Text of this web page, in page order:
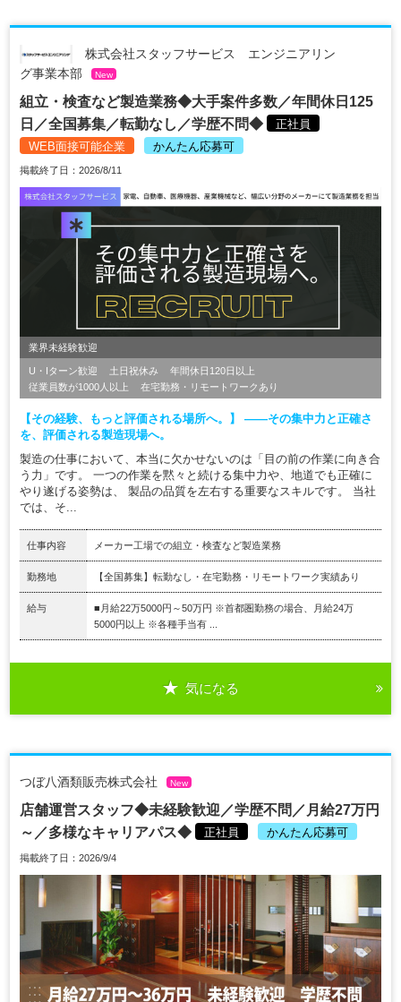
株式会社スタッフサービス エンジニアリン
グ事業本部
New
組立・検査など製造業務◆大手案件多数／年間休日125
日／全国募集／転勤なし／学歴不問◆
正社員
WEB面接可能企業
かんたん応募可
掲載終了日：2026/8/11
業界未経験歓迎
U・Iターン歓迎 土日祝休み
年間休日120日以上
従業員数が1000人以上
在宅勤務・リモートワークあり
【その経験、もっと評価される場所へ。】 ――その集中力と正確さ
を、評価される製造現場へ。
製造の仕事において、本当に欠かせないのは「目の前の作業に向き合
う力」です。 一つの作業を黙々と続ける集中力や、地道でも正確に
やり遂げる姿勢は、 製品の品質を左右する重要なスキルです。 当社
では、そ...
仕事内容 メーカー工場での組立・検査など製造業務
勤務地 【全国募集】転勤なし・在宅勤務・リモートワーク実績あり
給与
■月給22万5000円～50万円 ※首都圏勤務の場合、月給24万
5000円以上 ※各種手当有 ...
気になる
つぼ八酒類販売株式会社 New
店舗運営スタッフ◆未経験歓迎／学歴不問／月給27万円
～／多様なキャリアパス◆
正社員 かんたん応募可
掲載終了日：2026/9/4